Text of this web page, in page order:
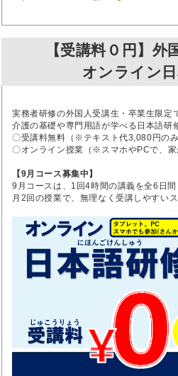
【受講料０円】外
オンライン
実務者研修の外国人受講生・卒業生限定
介護の基礎や専門用語が学べる日本語研
〇受講料無料（※テキスト代3,080円のみ
〇オンライン授業（※スマホやPCで、家
【9月コース募集中】
9月コースは、1回4時間の講義を全6日間
月2回の授業で、無理なく受講しやすい